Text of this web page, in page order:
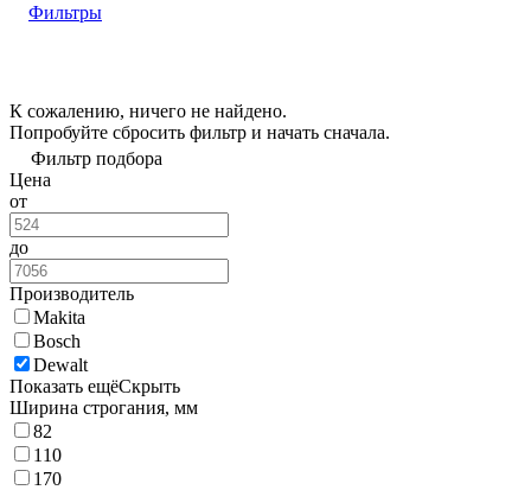
Фильтры
К сожалению, ничего не найдено.
Попробуйте сбросить фильтр и начать сначала.
Фильтр подбора
Цена
от
до
Производитель
Makita
Bosch
Dewalt
Показать ещёСкрыть
Ширина строгания, мм
82
110
170